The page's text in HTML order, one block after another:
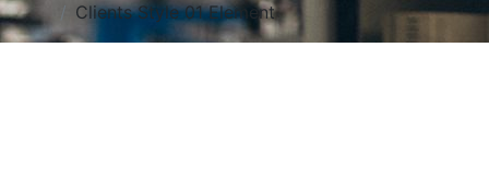
Clients Style 01 Element